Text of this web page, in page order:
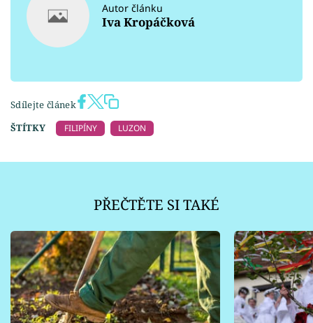
Autor článku
Iva Kropáčková
Sdílejte článek
ŠTÍTKY
FILIPÍNY LUZON
PŘEČTĚTE SI TAKÉ